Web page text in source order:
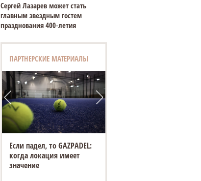
Сергей Лазарев может стать
главным звездным гостем
празднования 400‑летия
ПАРТНЕРСКИЕ МАТЕРИАЛЫ
Если падел, то GAZPADEL:
когда локация имеет
значение